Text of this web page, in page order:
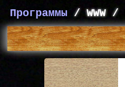
Программы / WWW /